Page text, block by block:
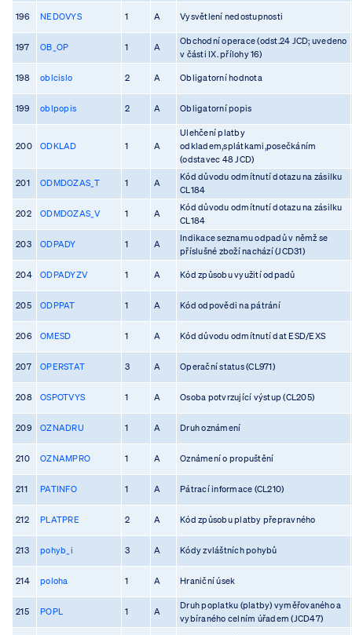
196 NEDOVYS 1 A Vysvětlení nedostupnosti
197 OB_OP 1 A
Obchodní operace (odst.24 JCD; uvedeno
v části IX. přílohy 16)
198 oblcislo 2 A Obligatorní hodnota
199 oblpopis 2 A Obligatorní popis
200 ODKLAD 1 A
Ulehčení platby
odkladem,splátkami,posečkáním
(odstavec 48 JCD)
201 ODMDOZAS_T 1 A
Kód důvodu odmítnutí dotazu na zásilku
CL184
202 ODMDOZAS_V 1 A
Kód důvodu odmítnutí dotazu na zásilku
CL184
203 ODPADY 1 A
Indikace seznamu odpadů v němž se
příslušné zboží nachází (JCD31)
204 ODPADYZV 1 A Kód způsobu využití odpadů
205 ODPPAT 1 A Kód odpovědi na pátrání
206 OMESD 1 A Kód důvodu odmítnutí dat ESD/EXS
207 OPERSTAT 3 A Operační status (CL971)
208 OSPOTVYS 1 A Osoba potvrzující výstup (CL205)
209 OZNADRU 1 A Druh oznámení
210 OZNAMPRO 1 A Oznámení o propuštění
211 PATINFO 1 A Pátrací informace (CL210)
212 PLATPRE 2 A Kód způsobu platby přepravného
213 pohyb_i 3 A Kódy zvláštních pohybů
214 poloha 1 A Hraniční úsek
215 POPL 1 A
Druh poplatku (platby) vyměřovaného a
vybíraného celním úřadem (JCD47)